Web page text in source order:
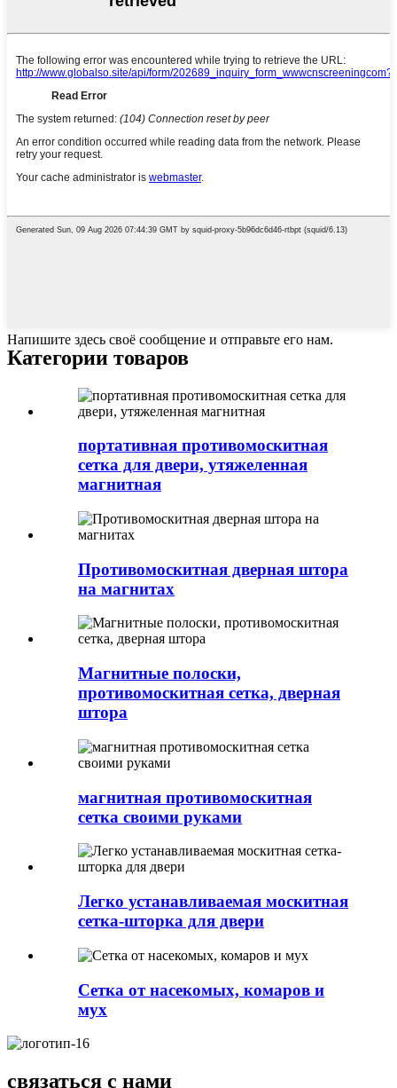
Напишите здесь своё сообщение и отправьте его нам.
Категории товаров
портативная противомоскитная
сетка для двери, утяжеленная
магнитная
Противомоскитная дверная штора
на магнитах
Магнитные полоски,
противомоскитная сетка, дверная
штора
магнитная противомоскитная
сетка своими руками
Легко устанавливаемая москитная
сетка-шторка для двери
Сетка от насекомых, комаров и
мух
связаться с нами